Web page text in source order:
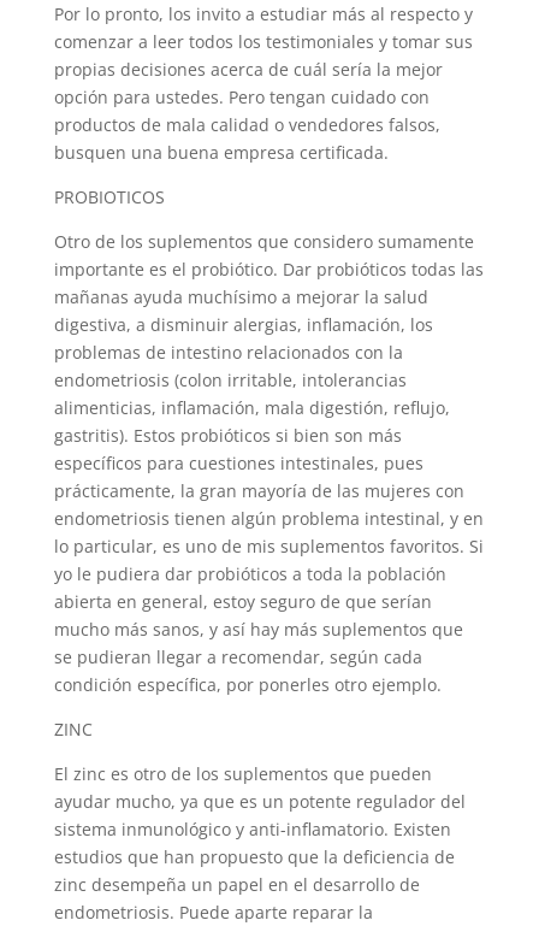
Por lo pronto, los invito a estudiar más al respecto y
comenzar a leer todos los testimoniales y tomar sus
propias decisiones acerca de cuál sería la mejor
opción para ustedes. Pero tengan cuidado con
productos de mala calidad o vendedores falsos,
busquen una buena empresa certificada.
PROBIOTICOS
Otro de los suplementos que considero sumamente
importante es el probiótico. Dar probióticos todas las
mañanas ayuda muchísimo a mejorar la salud
digestiva, a disminuir alergias, inflamación, los
problemas de intestino relacionados con la
endometriosis (colon irritable, intolerancias
alimenticias, inflamación, mala digestión, reflujo,
gastritis). Estos probióticos si bien son más
específicos para cuestiones intestinales, pues
prácticamente, la gran mayoría de las mujeres con
endometriosis tienen algún problema intestinal, y en
lo particular, es uno de mis suplementos favoritos. Si
yo le pudiera dar probióticos a toda la población
abierta en general, estoy seguro de que serían
mucho más sanos, y así hay más suplementos que
se pudieran llegar a recomendar, según cada
condición específica, por ponerles otro ejemplo.
ZINC
El zinc es otro de los suplementos que pueden
ayudar mucho, ya que es un potente regulador del
sistema inmunológico y anti-inflamatorio. Existen
estudios que han propuesto que la deficiencia de
zinc desempeña un papel en el desarrollo de
endometriosis. Puede aparte reparar la